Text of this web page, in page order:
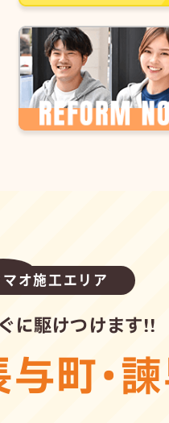
オ施工エリア
に駆けつけます!!
与町・